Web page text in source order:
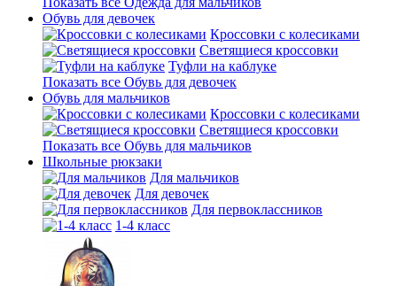
Обувь для девочек
Кроссовки с колесиками
Светящиеся кроссовки
Туфли на каблуке
Показать все Обувь для девочек
Обувь для мальчиков
Кроссовки с колесиками
Светящиеся кроссовки
Показать все Обувь для мальчиков
Школьные рюкзаки
Для мальчиков
Для девочек
Для первоклассников
1-4 класс